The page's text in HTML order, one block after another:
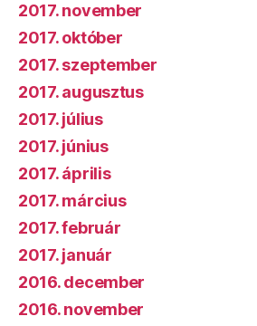
2017. november
2017. október
2017. szeptember
2017. augusztus
2017. július
2017. június
2017. április
2017. március
2017. február
2017. január
2016. december
2016. november